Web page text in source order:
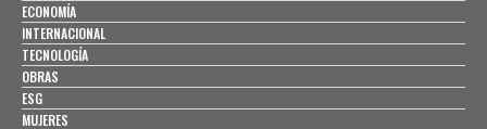
ECONOMÍA
INTERNACIONAL
TECNOLOGÍA
OBRAS
ESG
MUJERES